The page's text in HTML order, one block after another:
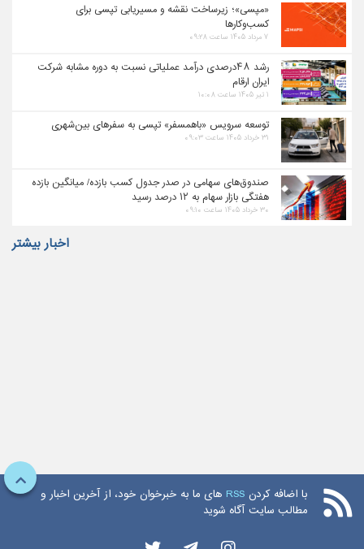
«مپسی»؛ زیرساخت نقشه و مسیریابی تپسی برای
کسب‌وکارها
۷ مرداد ۱۴۰۵ ساعت ۰۹:۲۸
رشد ۴۸درصدی درآمد عملیاتی نسبت به دوره مشابه شرکت
ایران ارقام
۱ تیر ۱۴۰۵ ساعت ۱۰:۰۸
توسعه سرویس «باهمسفر» تپسی به سفرهای بین‌شهری
۳۱ خرداد ۱۴۰۵ ساعت ۰۹:۰۳
صندوق‌های سهامی در صدر جدول کسب بازده/ میانگین بازده
هفتگی بازار سهام به ۱۲ درصد رسید
۳۰ خرداد ۱۴۰۵ ساعت ۰۹:۱۰
اخبار بیشتر
با اضافه کردن RSS های ما به خبرخوان خود، از آخرین اخبار و
مطالب سایت آگاه شوید